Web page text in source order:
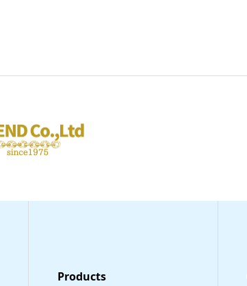
​Products